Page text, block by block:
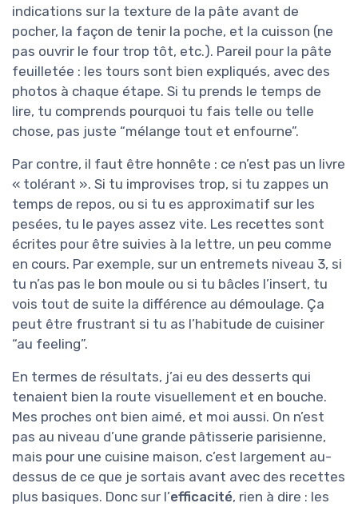
indications sur la texture de la pâte avant de
pocher, la façon de tenir la poche, et la cuisson (ne
pas ouvrir le four trop tôt, etc.). Pareil pour la pâte
feuilletée : les tours sont bien expliqués, avec des
photos à chaque étape. Si tu prends le temps de
lire, tu comprends pourquoi tu fais telle ou telle
chose, pas juste “mélange tout et enfourne”.
Par contre, il faut être honnête : ce n’est pas un livre
« tolérant ». Si tu improvises trop, si tu zappes un
temps de repos, ou si tu es approximatif sur les
pesées, tu le payes assez vite. Les recettes sont
écrites pour être suivies à la lettre, un peu comme
en cours. Par exemple, sur un entremets niveau 3, si
tu n’as pas le bon moule ou si tu bâcles l’insert, tu
vois tout de suite la différence au démoulage. Ça
peut être frustrant si tu as l’habitude de cuisiner
“au feeling”.
En termes de résultats, j’ai eu des desserts qui
tenaient bien la route visuellement et en bouche.
Mes proches ont bien aimé, et moi aussi. On n’est
pas au niveau d’une grande pâtisserie parisienne,
mais pour une cuisine maison, c’est largement au-
dessus de ce que je sortais avant avec des recettes
plus basiques. Donc sur l’efficacité, rien à dire : les